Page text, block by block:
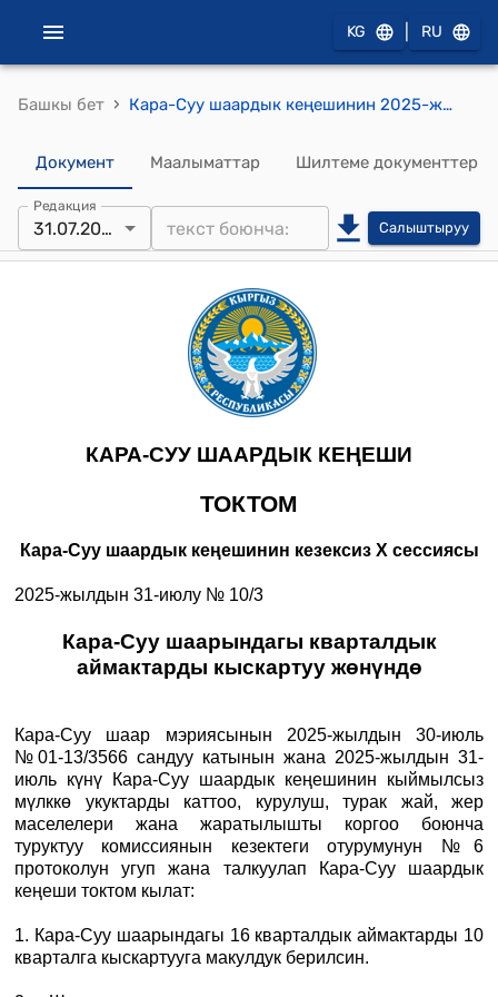
KG RU
Башкы бет › Кара-Суу шаардык кеңешинин 2025-жылдын 31-июлу № 10/3 Кара-Суу шаарындагы кварталдык аймактарды кыскартуу жөнүндө токтому
Документ Маалыматтар Шилтеме документтер
Редакция
31.07.2025 Салыштыруу